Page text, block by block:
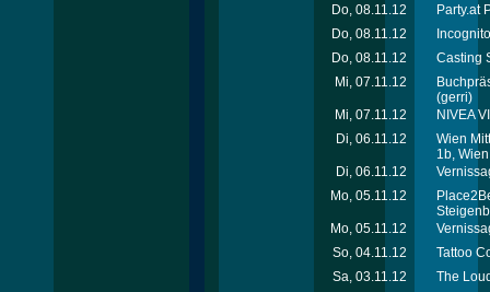
Do, 08.11.12
Party.at
Do, 08.11.12
Do, 08.11.12
Casting
Mi, 07.11.12
(gerri)
Mi, 07.11.12
NIVEA
Di, 06.11.12
Wien
1b, Wien
Di, 06.11.12
Mo, 05.11.12
Mo, 05.11.12
So, 04.11.12
Tattoo
Sa, 03.11.12
The